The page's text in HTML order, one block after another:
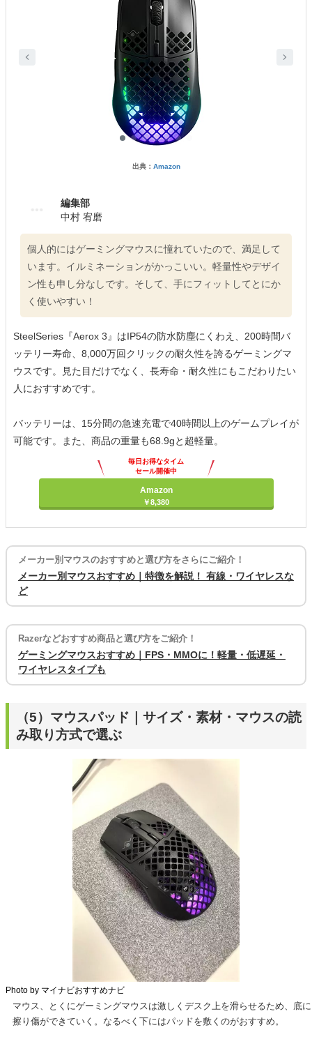
出典： Amazon
編集部
中村 宥磨
個人的にはゲーミングマウスに憧れていたので、満足して
います。イルミネーションがかっこいい。軽量性やデザイ
ン性も申し分なしです。そして、手にフィットしてとにか
く使いやすい！
SteelSeries『Aerox 3』はIP54の防水防塵にくわえ、200時間バ
ッテリー寿命、8,000万回クリックの耐久性を誇るゲーミングマ
ウスです。見た目だけでなく、長寿命・耐久性にもこだわりたい
人におすすめです。
バッテリーは、15分間の急速充電で40時間以上のゲームプレイが
可能です。また、商品の重量も68.9gと超軽量。
毎日お得なタイム
セール開催中
Amazon
￥8,380
メーカー別マウスのおすすめと選び方をさらにご紹介！
メーカー別マウスおすすめ｜特徴を解説！ 有線・ワイヤレスな
ど
Razerなどおすすめ商品と選び方をご紹介！
ゲーミングマウスおすすめ｜FPS・MMOに！軽量・低遅延・
ワイヤレスタイプも
（5）マウスパッド｜サイズ・素材・マウスの読
み取り方式で選ぶ
Photo by マイナビおすすめナビ
マウス、とくにゲーミングマウスは激しくデスク上を滑らせるため、底に
擦り傷ができていく。なるべく下にはパッドを敷くのがおすすめ。